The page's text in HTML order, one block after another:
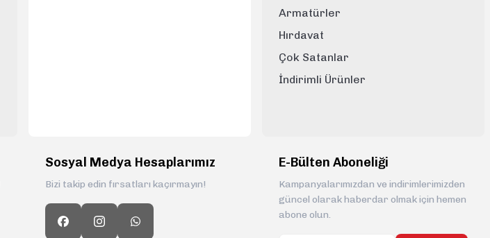
Armatürler
Hırdavat
Çok Satanlar
İndirimli Ürünler
Sosyal Medya Hesaplarımız
Bizi takip edin fırsatları kaçırmayın!
E-Bülten Aboneliği
Kampanyalarımızdan ve indirimlerimizden
güncel olarak haberdar olmak için hemen
abone olun.